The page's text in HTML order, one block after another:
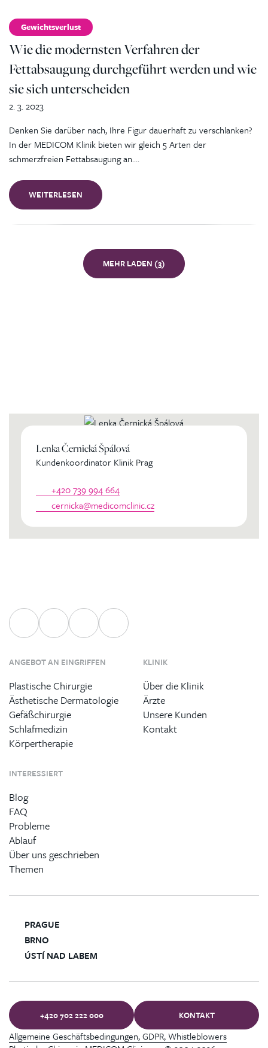
Wie die modernsten Verfahren der
Fettabsaugung durchgeführt werden und wie
sie sich unterscheiden
Gewichtsverlust
Denken Sie darüber nach, Ihre Figur dauerhaft zu verschlanken?
In der MEDICOM Klinik bieten wir gleich 5 Arten der
schmerzfreien Fettabsaugung an.…
WEITERLESEN
2. 3. 2023
MEHR LADEN (3)
Lenka Černická Špálová
Kundenkoordinator Klinik Prag
+420 739 994 664
cernicka@medicomclinic.cz
ANGEBOT AN EINGRIFFEN
Plastische Chirurgie
Ästhetische Dermatologie
Gefäßchirurgie
Schlafmedizin
Körpertherapie
KLINIK
Über die Klinik
Ärzte
Unsere Kunden
Kontakt
INTERESSIERT
Blog
FAQ
Probleme
Ablauf
Über uns geschrieben
Themen
PRAGUE
BRNO
ÚSTÍ NAD LABEM
+420 702 222 000 KONTAKT
Allgemeine Geschäftsbedingungen, GDPR, Whistleblowers